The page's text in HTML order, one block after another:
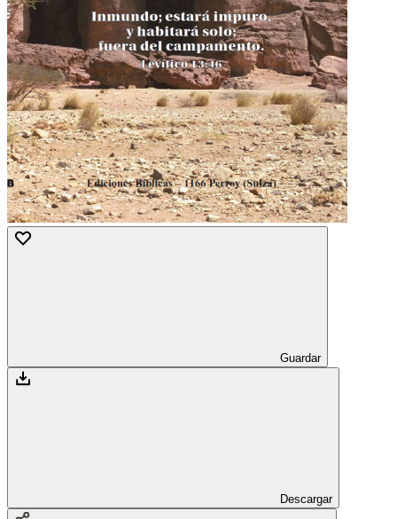
Guardar
Descargar